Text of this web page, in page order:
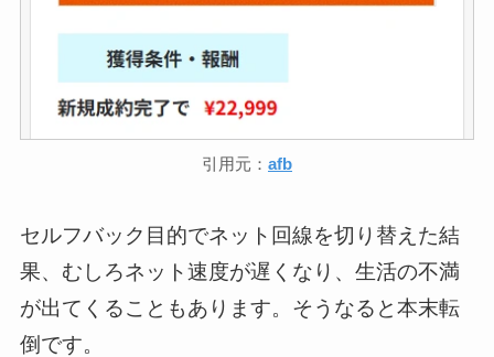
引用元： afb
セルフバック目的でネット回線を切り替えた結
果、むしろネット速度が遅くなり、生活の不満
が出てくることもあります。そうなると本末転
倒です。